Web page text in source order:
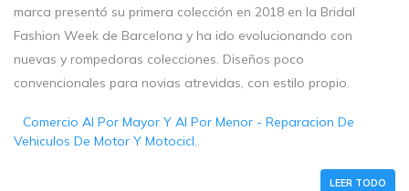
marca presentó su primera colección en 2018 en la Bridal
Fashion Week de Barcelona y ha ido evolucionando con
nuevas y rompedoras colecciones. Diseños poco
convencionales para novias atrevidas, con estilo propio.
Comercio Al Por Mayor Y Al Por Menor - Reparacion De
Vehiculos De Motor Y Motocicl..
LEER TODO